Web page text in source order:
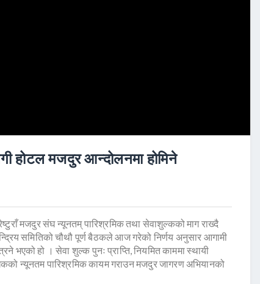
होटल मजदुर आन्दोलनमा होमिने
मजदुर संघ न्यूनतम् पारिश्रमिक तथा सेवाशुल्कको माग राख्दै
समितिको चौथौ पूर्ण बैठकले आज गरेको निर्णय अनुसार आगामी
भएको हो । सेवा शुल्क पुनः प्राप्ति, नियमित काममा स्थायी
न्यूनतम पारिश्रमिक कायम गराउन मजदुर जागरण अभियानको